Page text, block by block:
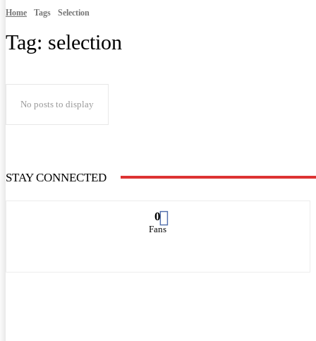
Home Tags Selection
Tag: selection
No posts to display
STAY CONNECTED
0
Fans